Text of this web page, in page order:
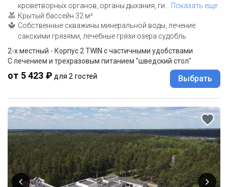
кроветворных органов, органы дыхания, ги… Показать еще
Крытый бассейн 32 м²
Собственные скважины минеральной воды, лечение
сакскими грязями, лечебные грязи озера судобль
2-x местный - Корпус 2 TWIN с частичными удобствами
С лечением и трехразовым питанием "шведский стол"
от 5 423 ₽ для 2 гостей Выбрать